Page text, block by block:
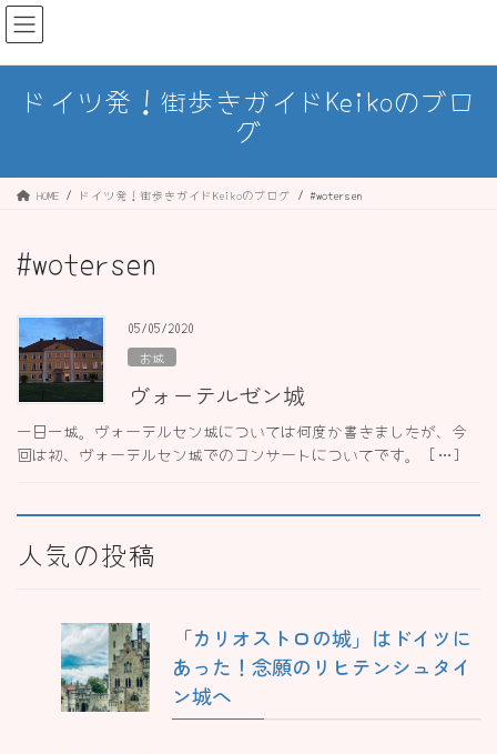
コ
ン
キ
ナ
ビ
に
ドイツ発！街歩きガイドKeikoのブロ
グ
HOME ドイツ発！街歩きガイドKeikoのブログ #wotersen
#wotersen
05/05/2020
お城
ヴォーテルゼン城
一日一城。ヴォーテルセン城については何度か書きましたが、今
回は初、ヴォーテルセン城でのコンサートについてです。 […]
人気の投稿
「カリオストロの城」はドイツに
あった！念願のリヒテンシュタイ
ン城へ